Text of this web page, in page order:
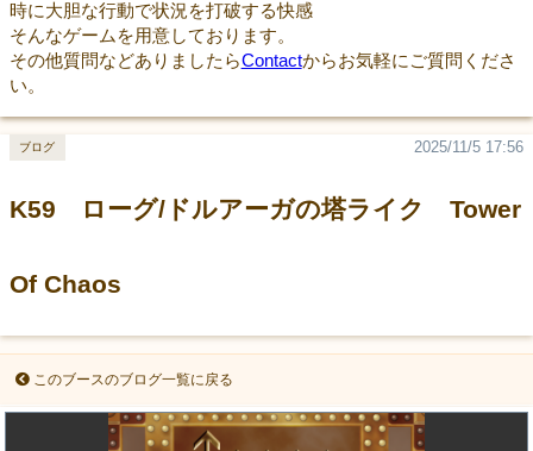
時に大胆な行動で状況を打破する快感
そんなゲームを用意しております。
その他質問などありましたらContactからお気軽にご質問くださ
い。
K59 ローグ/ドルアーガの塔ライク Tower
Of Chaos
2025/11/5 17:56
ブログ
このブースのブログ一覧に戻る